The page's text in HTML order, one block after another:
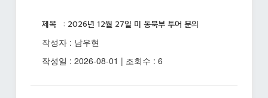
제목 : 2026년 12월 27일 미 동북부 투어 문의
작성자 : 남우현
작성일 : 2026-08-01 | 조회수 : 6